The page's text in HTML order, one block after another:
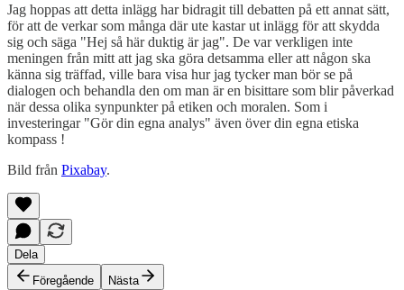
Jag hoppas att detta inlägg har bidragit till debatten på ett annat sätt,
för att de verkar som många där ute kastar ut inlägg för att skydda
sig och säga "Hej så här duktig är jag". De var verkligen inte
meningen från mitt att jag ska göra detsamma eller att någon ska
känna sig träffad, ville bara visa hur jag tycker man bör se på
dialogen och behandla den om man är en bisittare som blir påverkad
när dessa olika synpunkter på etiken och moralen. Som i
investeringar "Gör din egna analys" även över din egna etiska
kompass !
Bild från Pixabay.
Dela
Föregående
Nästa